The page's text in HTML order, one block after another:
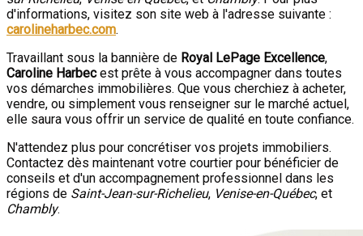
d'informations, visitez son site web à l'adresse suivante :
carolineharbec.com.
Travaillant sous la bannière de Royal LePage Excellence,
Caroline Harbecest prête à vous accompagner dans toutes
vos démarches immobilières. Que vous cherchiez à acheter,
vendre, ou simplement vous renseigner sur le marché actuel,
elle saura vous offrir un service de qualité en toute confiance.
N'attendez plus pour concrétiser vos projets immobiliers.
Contactez dès maintenant votre courtier pour bénéficier de
conseils et d'un accompagnement professionnel dans les
régions de Saint-Jean-sur-Richelieu, Venise-en-Québec, et
Chambly.